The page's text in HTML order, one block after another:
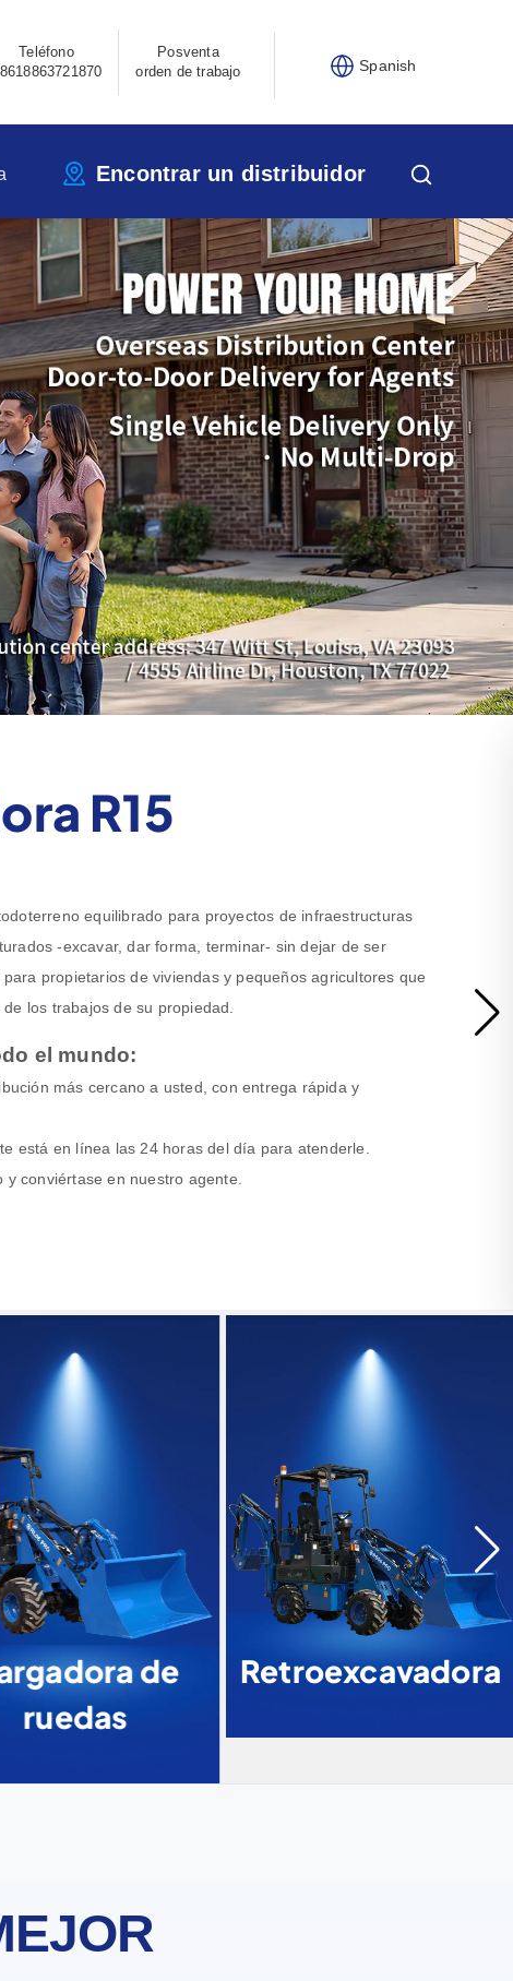
Teléfono
Posventa
orden de trabajo
Spanish
Encontrar un distribuidor
R15
equilibrado para proyectos de infraestructuras
-excavar, dar forma, terminar- sin dejar de ser
propietarios de viviendas y pequeños agricultores que
los trabajos de su propiedad.
el mundo:
más cercano a usted, con entrega rápida y
está en línea las 24 horas del día para atenderle.
conviértase en nuestro agente.
de
ruedas
Retroexcavadora